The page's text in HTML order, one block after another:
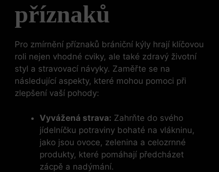
příznaků
Pro zmírnění příznaků brániční kýly hrají klíčovou
roli nejen vhodné cviky, ale také zdravý životní
styl a stravovací návyky. Zaměřte se na
následující aspekty, které mohou pomoci při
zlepšení vaší pohody:
Vyvážená strava: Zahrňte do svého
jídelníčku potraviny bohaté na vlákninu,
jako jsou ovoce, zelenina a celozrnné
produkty, které pomáhají předcházet
zácpě a nadýmání.